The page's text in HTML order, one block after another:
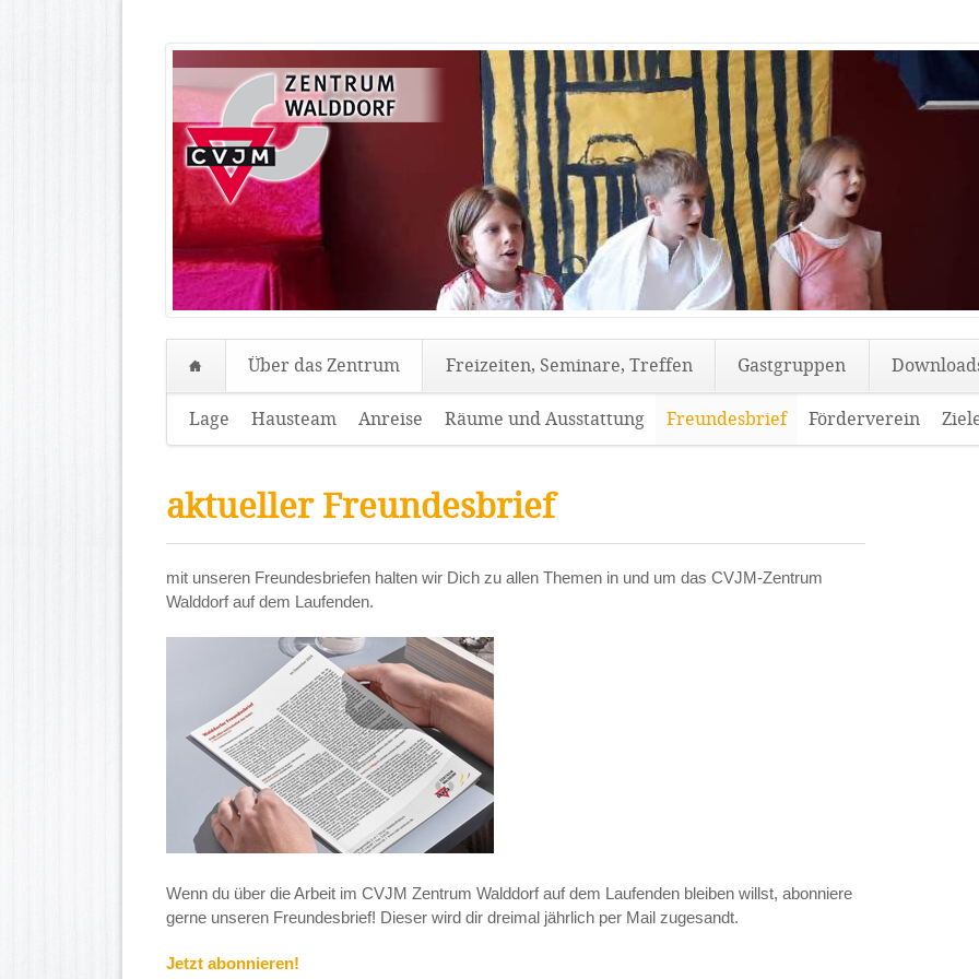
Über das Zentrum Freizeiten, Seminare, Treffen Gastgruppen
überspringen
Lage Hausteam Anreise Räume und Ausstattung Freundesbrief Förderverein
aktueller Freundesbrief
mit unseren Freundesbriefen halten wir Dich zu allen Themen in und um das CVJM-Zentrum
Walddorf auf dem Laufenden.
Wenn du über die Arbeit im CVJM Zentrum Walddorf auf dem Laufenden bleiben willst, abonniere
gerne unseren Freundesbrief! Dieser wird dir dreimal jährlich per Mail zugesandt.
Jetzt abonnieren!